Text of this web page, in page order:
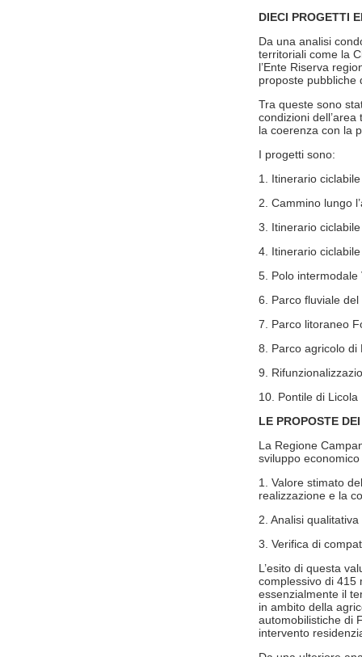
DIECI PROGETTI
Da una analisi
territoriali come la
l’Ente Riserva
proposte pubbliche
Tra queste sono
condizioni
la coerenza con la
I progetti sono:
1. Itinerario
2. Cammino lungo
3. Itinerario
4. Itinerario
5. Polo intermodale
6. Parco fluviale
7. Parco litoraneo
8. Parco agricolo di
9.
10. Pontile di Licola
LE PROPOSTE
La Regione
sviluppo
1. Valore stimato
realizzazione e la
2. Analisi
3. Verifica di
L’esito di questa
complessivo di 415
essenzialmente il
in ambito della
automobilistiche di
intervento